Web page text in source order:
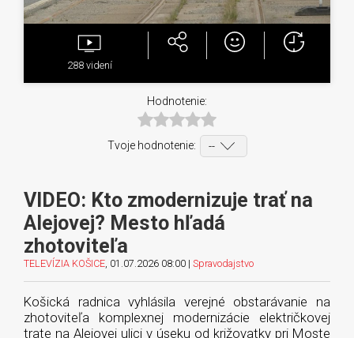
288videní
Hodnotenie:
Tvoje hodnotenie:
VIDEO: Kto zmodernizuje trať na
Alejovej? Mesto hľadá
zhotoviteľa
TELEVÍZIA KOŠICE , 01.07.2026 08:00 | Spravodajstvo
Košická radnica vyhlásila verejné obstarávanie na
zhotoviteľa komplexnej modernizácie električkovej
trate na Alejovej ulici v úseku od križovatky pri Moste